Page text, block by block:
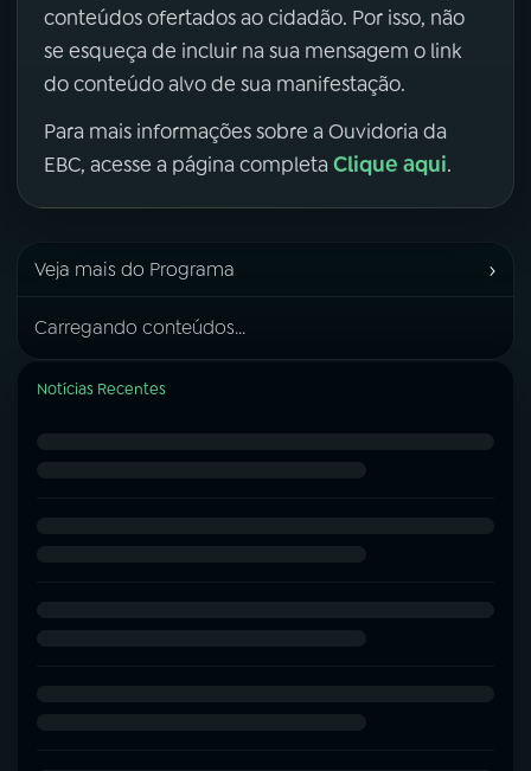
conteúdos ofertados ao cidadão. Por isso, não
se esqueça de incluir na sua mensagem o link
do conteúdo alvo de sua manifestação.
Para mais informações sobre a Ouvidoria da
EBC, acesse a página completa Clique aqui.
Veja mais do Programa ›
Carregando conteúdos...
Notícias Recentes